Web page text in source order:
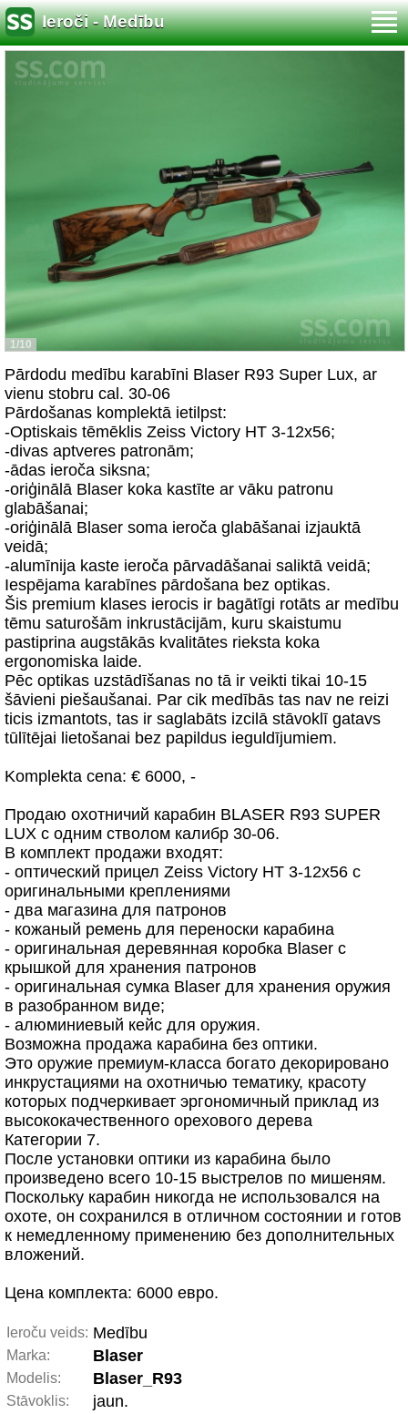
Ieroči - Medību
1/10
Pārdodu medību karabīni Blaser R93 Super Lux, ar
vienu stobru cal. 30-06
Pārdošanas komplektā ietilpst:
-Optiskais tēmēklis Zeiss Victory HT 3-12x56;
-divas aptveres patronām;
-ādas ieroča siksna;
-oriģinālā Blaser koka kastīte ar vāku patronu
glabāšanai;
-oriģinālā Blaser soma ieroča glabāšanai izjauktā
veidā;
-alumīnija kaste ieroča pārvadāšanai saliktā veidā;
Iespējama karabīnes pārdošana bez optikas.
Šis premium klases ierocis ir bagātīgi rotāts ar medību
tēmu saturošām inkrustācijām, kuru skaistumu
pastiprina augstākās kvalitātes rieksta koka
ergonomiska laide.
Pēc optikas uzstādīšanas no tā ir veikti tikai 10-15
šāvieni piešaušanai. Par cik medībās tas nav ne reizi
ticis izmantots, tas ir saglabāts izcilā stāvoklī gatavs
tūlītējai lietošanai bez papildus ieguldījumiem.
Komplekta cena: € 6000, -
Продаю охотничий карабин BLASER R93 SUPER
LUX с одним стволом калибр 30-06.
В комплект продажи входят:
- оптический прицел Zeiss Victory HT 3-12x56 с
оригинальными креплениями
- два магазина для патронов
- кожаный ремень для переноски карабина
- оригинальная деревянная коробка Blaser с
крышкой для хранения патронов
- oригинальная сумка Blaser для хранения оружия
в разобранном виде;
- алюминиевый кейс для оружия.
Bозможна продажа карабина без оптики.
Это оружие премиум-класса богато декорировано
инкрустациями на охотничью тематику, красоту
которых подчеркивает эргономичный приклад из
высококачественного орехового дерева
Категории 7.
После установки оптики из карабина было
произведено всего 10-15 выстрелов по мишеням.
Поскольку карабин никогда не использовался на
охоте, он сохранился в отличном состоянии и готов
к немедленному применению без дополнительных
вложений.
Цена комплекта: 6000 евро.
Ieroču veids: Medību
Marka: Blaser
Modelis: Blaser_R93
Stāvoklis: jaun.